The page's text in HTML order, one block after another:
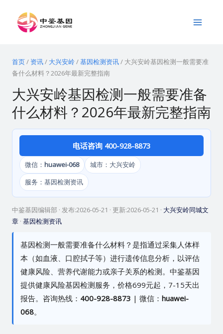
Menu
首页/ 资讯/ 大兴安岭/基因检测资讯/ 大兴安岭基因检测一般需要准
备什么材料？2026年最新完整指南
大兴安岭基因检测一般需要准备
什么材料？2026年最新完整指南
电话咨询 400-928-8873
微信： huawei-068
城市：大兴安岭
服务：基因检测资讯
中鉴基因编辑部 · 发布:2026-05-21 · 更新:2026-05-21 · 大兴安岭同城文
章· 基因检测资讯
基因检测一般需要准备什么材料？是指通过采集人体样
本（如血液、口腔拭子等）进行遗传信息分析，以评估
健康风险、营养代谢能力或亲子关系的检测。中鉴基因
提供健康风险基因检测服务，价格699元起，7-15天出
报告。咨询热线： 400-928-8873 | 微信： huawei-
068。